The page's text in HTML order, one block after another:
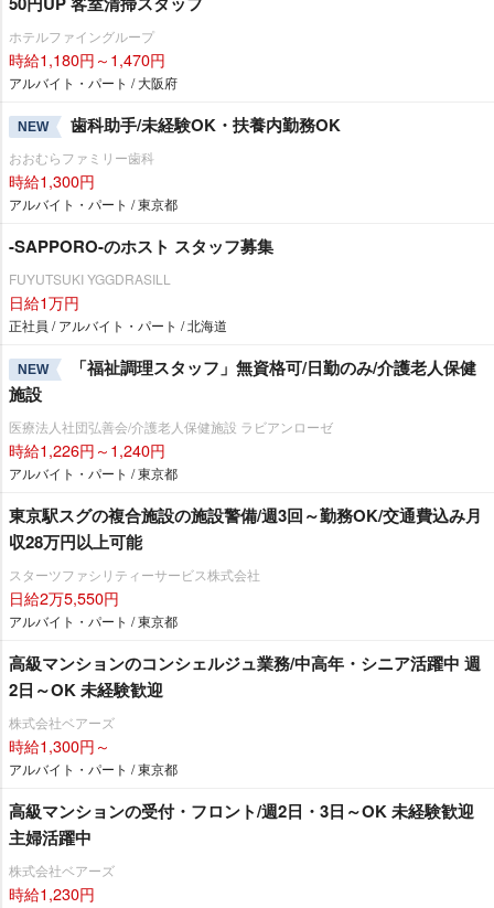
ホテルファイングループ
時給1,180円～1,470円
アルバイト・パート / 大阪府
NEW 歯科助手/未経験OK・扶養内勤務OK
おおむらファミリー歯科
時給1,300円
アルバイト・パート / 東京都
-SAPPORO-のホスト スタッフ募集
FUYUTSUKI YGGDRASILL
日給1万円
正社員 / アルバイト・パート / 北海道
NEW
「福祉調理スタッフ」無資格可/日勤のみ/介護老人保健
施設
医療法人社団弘善会/介護老人保健施設 ラビアンローゼ
時給1,226円～1,240円
アルバイト・パート / 東京都
東京駅スグの複合施設の施設警備/週3回～勤務OK/交通費込み月
収28万円以上可能
スターツファシリティーサービス株式会社
日給2万5,550円
アルバイト・パート / 東京都
高級マンションのコンシェルジュ業務/中高年・シニア活躍中 週
2日～OK 未経験歓迎
株式会社ベアーズ
時給1,300円～
アルバイト・パート / 東京都
高級マンションの受付・フロント/週2日・3日～OK 未経験歓迎
主婦活躍中
株式会社ベアーズ
時給1,230円